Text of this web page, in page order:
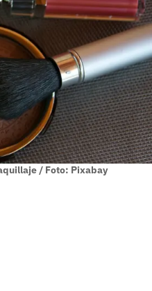
/ Foto: Pixabay